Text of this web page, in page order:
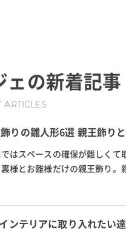
ェの新着記事
ARTICLES
りの雛人形6選 親王飾り
はスペースの確保が難しく
様とお雛様だけの親王飾り
りやすい雛人形...
ンテリアに取り入れたい